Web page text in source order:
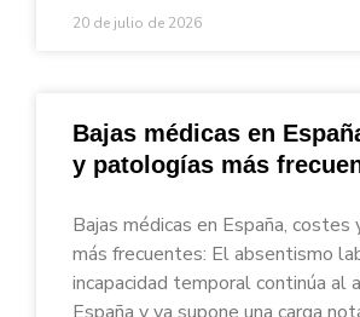
20 de julio de 2026
Bajas médicas en
y patologías más
Bajas médicas en España,
más frecuentes: El absentismo
incapacidad temporal continúa al